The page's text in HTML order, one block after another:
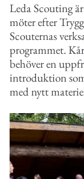
Leda Scouting
möter efter
Scouternas
programmet.
behöver en
introduktion
med nytt